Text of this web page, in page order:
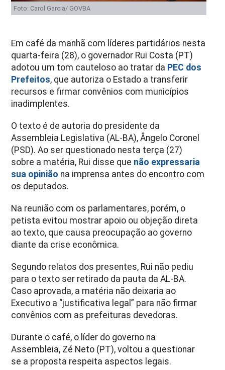
Foto: Carol Garcia/ GOVBA
Em café da manhã com líderes partidários nesta
quarta-feira (28), o governador Rui Costa (PT)
adotou um tom cauteloso ao tratar da PEC dos
Prefeitos, que autoriza o Estado a transferir
recursos e firmar convênios com municípios
inadimplentes.
O texto é de autoria do presidente da
Assembleia Legislativa (AL-BA), Ângelo Coronel
(PSD). Ao ser questionado nesta terça (27)
sobre a matéria, Rui disse que não expressaria
sua opinião na imprensa antes do encontro com
os deputados.
Na reunião com os parlamentares, porém, o
petista evitou mostrar apoio ou objeção direta
ao texto, que causa preocupação ao governo
diante da crise econômica.
Segundo relatos dos presentes, Rui não pediu
para o texto ser retirado da pauta da AL-BA.
Caso aprovada, a matéria não deixaria ao
Executivo a “justificativa legal” para não firmar
convênios com as prefeituras devedoras.
Durante o café, o líder do governo na
Assembleia, Zé Neto (PT), voltou a questionar
se a proposta respeita aspectos legais.